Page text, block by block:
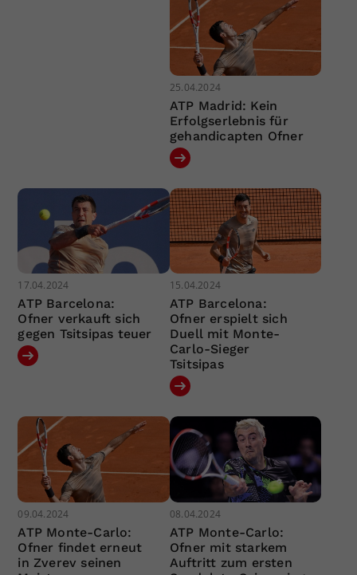
25.04.2024
ATP Madrid: Kein
Erfolgserlebnis für
gehandicapten Ofner
17.04.2024
ATP Barcelona:
Ofner verkauft sich
gegen Tsitsipas teuer
15.04.2024
ATP Barcelona:
Ofner erspielt sich
Duell mit Monte-
Carlo-Sieger
Tsitsipas
09.04.2024
ATP Monte-Carlo:
Ofner findet erneut
in Zverev seinen
08.04.2024
ATP Monte-Carlo:
Ofner mit starkem
Auftritt zum ersten